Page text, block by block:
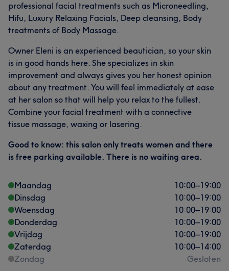
professional facial treatments such as Microneedling,
Hifu, Luxury Relaxing Facials, Deep cleansing, Body
treatments of Body Massage.
Owner Eleni is an experienced beautician, so your skin
is in good hands here. She specializes in skin
improvement and always gives you her honest opinion
about any treatment. You will feel immediately at ease
at her salon so that will help you relax to the fullest.
Combine your facial treatment with a connective
tissue massage, waxing or lasering.
Good to know: this salon only treats women and there
is free parking available. There is no waiting area.
Maandag 10:00–19:00
Dinsdag
10:00–19:00
Woensdag
10:00–19:00
Donderdag
10:00–19:00
Vrijdag
10:00–19:00
Zaterdag
10:00–14:00
Zondag
Gesloten